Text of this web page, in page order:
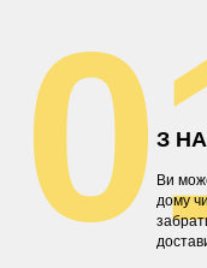
З
Ви
дому